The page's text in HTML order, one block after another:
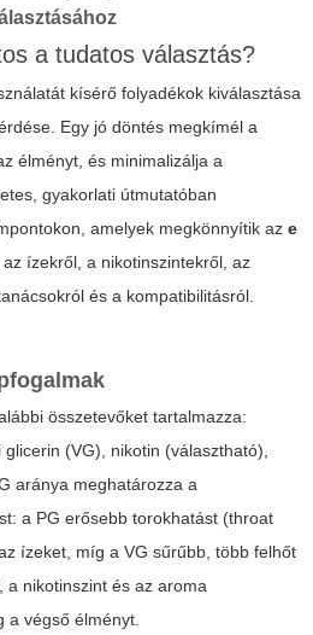
a tudatos választás?
kísérő folyadékok kiválasztása
Egy jó döntés megkímél a
élményt, és minimalizálja a
gyakorlati útmutatóban
amelyek megkönnyítik az e
ízekről, a nikotinszintekről, az
és a kompatibilitásról.
összetevőket tartalmazza:
(VG), nikotin (választható),
aránya meghatározza a
a PG erősebb torokhatást (throat
ízeket, míg a VG sűrűbb, több felhőt
a nikotinszint és az aroma
a végső élményt.